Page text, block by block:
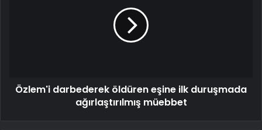
Özlem'i darbederek öldüren eşine ilk duruşmada
ağırlaştırılmış müebbet